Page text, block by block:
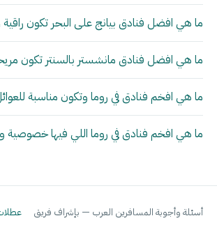
ما هي افضل فنادق بيانج على البحر تكون
ما هي افضل فنادق مانشستر بالسنتر تكون
ما هي افخم فنادق في روما وتكون مناسبة
ما هي افخم فنادق في روما اللي فيها
أسئلة وأجوبة المسافرين العرب — بإشراف فريق